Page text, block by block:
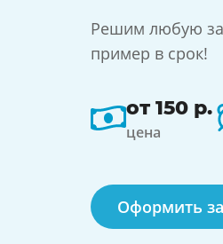
Решим любую
пример в срок!
от 150 р.
цена
Оформить